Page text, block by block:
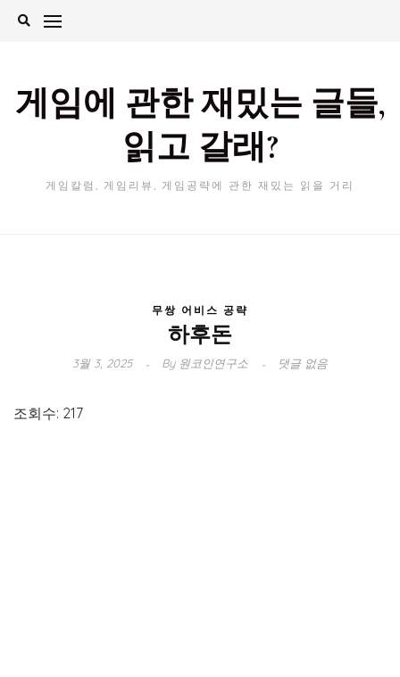
Skip
게임에 관한 재밌는 글들,
읽고 갈래?
게임칼럼, 게임리뷰, 게임공략에 관한 재밌는 읽을 거리
무쌍 어비스 공략
하후돈
3월 3, 2025 By원코인연구소 댓글 없음
조회수: 217